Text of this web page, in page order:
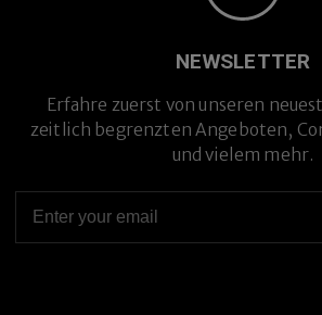
NEWSLETTER
Erfahre zuerst von unseren
zeitlich begrenzten Angeboten,
und vielem mehr.